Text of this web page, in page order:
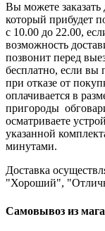
Вы можете
который прибудет
с 10.00 до 22.00,
возможность
позвонит перед
бесплатно, если вы
при отказе от
оплачивается в
пригороды
осматриваете
указанной
минутами.
Доставка
"Хороший",
Самовывоз из